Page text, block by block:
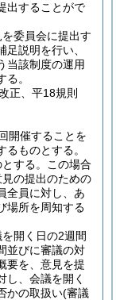
出することがで
委員会に提出す
説明を行い、
当該制度の運用
。
正、平18規則
開催することを
ものとする。
する。
この場合
見の提出のための
全員に対し、あ
場所を周知する
開く日の2週間
並びに審議の対
要を、意見を提
し、会議を開く
かの取扱い(審議